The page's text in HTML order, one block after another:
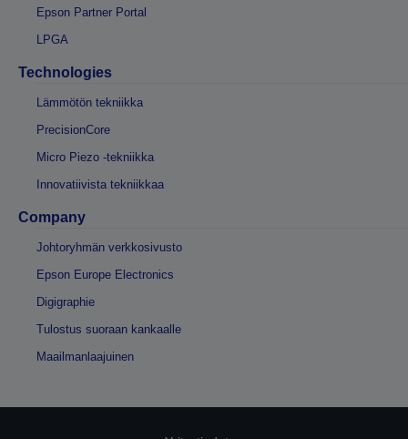
Epson Partner Portal
LPGA
Technologies
Lämmötön tekniikka
PrecisionCore
Micro Piezo -tekniikka
Innovatiivista tekniikkaa
Company
Johtoryhmän verkkosivusto
Epson Europe Electronics
Digigraphie
Tulostus suoraan kankaalle
Maailmanlaajuinen